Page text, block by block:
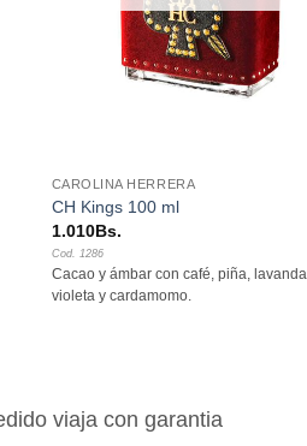
CAROLINA HERRERA
CH Kings 100 ml
1.010Bs.
Cod. 1286
Cacao y ámbar con café, piña, lavanda,
violeta y cardamomo.
viaja con garantia